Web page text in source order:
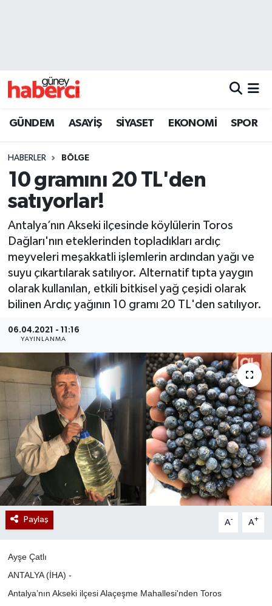
GÜNDEM ASAYİŞ SİYASET EKONOMİ SPOR
HABERLER BÖLGE
10 gramını 20 TL'den
satıyorlar!
Antalya’nın Akseki ilçesinde köylülerin Toros
Dağları'nın eteklerinden topladıkları ardıç
meyveleri meşakkatli işlemlerin ardından yağı ve
suyu çıkartılarak satılıyor. Alternatif tıpta yaygın
olarak kullanılan, etkili bitkisel yağ çeşidi olarak
bilinen Ardıç yağının 10 gramı 20 TL'den satılıyor.
06.04.2021 - 11:16
YAYINLANMA
Paylaş A- A+
Ayşe Çatlı
ANTALYA (İHA) -
Antalya’nın Akseki ilçesi Alaçeşme Mahallesi'nden Toros
Beyoğlu Trafik Yoğunluk Haritası
Son Dakika Haberleri
Haber Arşivi